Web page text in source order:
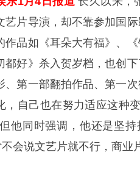
艺片导演，却不靠参加国
作品如《耳朵大有福》、
都好》杀入贺岁档，也创
、第一部翻拍作品、第一
，自己也在努力适应这种
他同时强调，他还是坚
不会说文艺片就不行，商